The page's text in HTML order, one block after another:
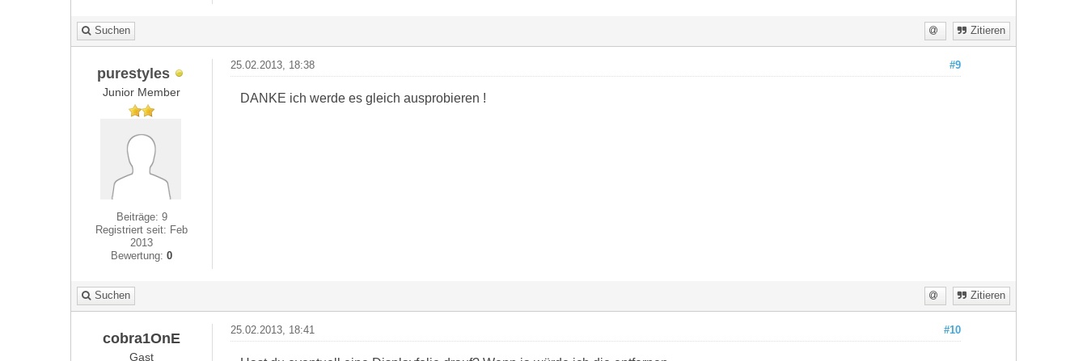
Suchen Zitieren
purestyles
Junior Member
Beiträge: 9
Registriert seit: Feb
2013
Bewertung:0
#9
25.02.2013, 18:38
DANKE ich werde es gleich ausprobieren !
Suchen Zitieren
cobra1OnE
Gast
#10
25.02.2013, 18:41